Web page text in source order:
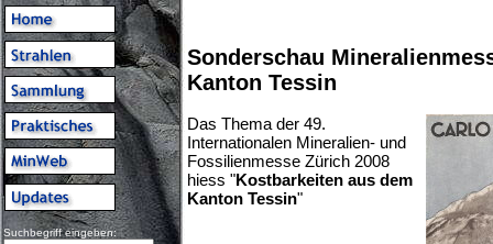
Suchbegriff eingeben:
Sonderschau
Kanton Tessin
Das Thema der 49.
Internationalen Mineralien- und
Fossilienmesse Zürich 2008
hiess "Kostbarkeiten aus dem
Kanton Tessin"